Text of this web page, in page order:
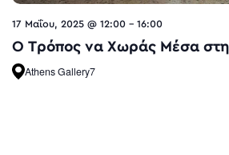
17 Μαΐου, 2025 @ 12:00 - 16:00
O Τρόπος να Χωράς Μέσα
Athens Gallery7